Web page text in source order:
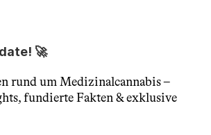
🚀
rund um Medizinalcannabis –
fundierte Fakten & exklusive